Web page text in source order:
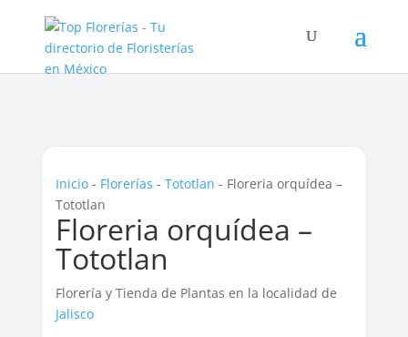
Inicio- Florerías - Tototlan - Floreria orquídea –
Tototlan
Floreria orquídea –
Tototlan
Florería y Tienda de Plantas en la localidad de
Jalisco